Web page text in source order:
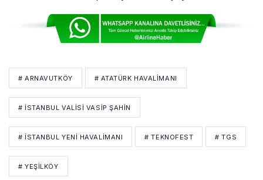
# ARNAVUTKÖY # ATATÜRK HAVALİMANI
# İSTANBUL VALISI VASIP ŞAHIN
# İSTANBUL YENI HAVALIMANI # TEKNOFEST # TGS
# YEŞILKÖY